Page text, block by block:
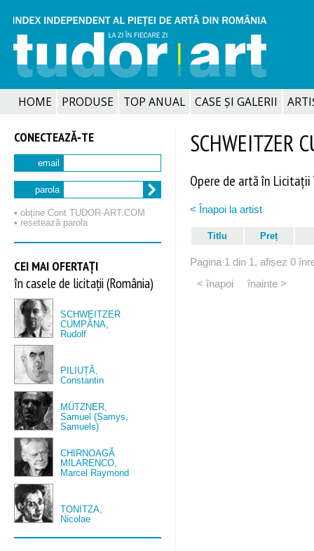
HOME PRODUSE TOP ANUAL CASE ȘI GALERII
CONECTEAZĂ‑TE
email
parola
• obține Cont TUDOR‑ART.COM
• resetează parola
CEI MAI OFERTAȚI
în casele de licitații (România)
SCHWEITZER
CUMPĂNA,
Rudolf
PILIUȚĂ,
Constantin
MÜTZNER,
Samuel (Samys,
Samuels)
CHIRNOAGĂ
MILARENCO,
Marcel Raymond
TONITZA,
Nicolae
SCHWEITZER
Opere de artă în
< Înapoi la artist
Titlu Preț
Pagina 1 din 1, afișez 0
< înapoi
înainte >